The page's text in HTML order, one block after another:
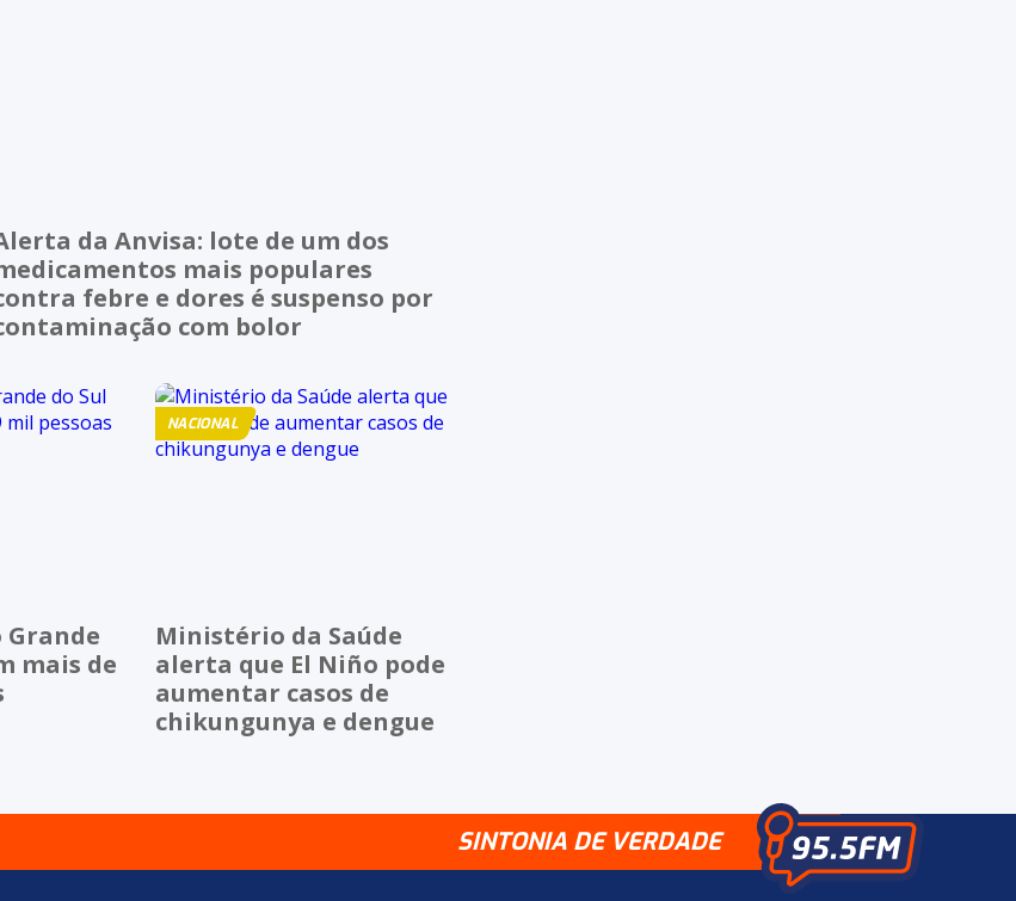
da Anvisa: lote de um dos
mais populares
febre e dores é suspenso por
com bolor
Grande
mais de
NACIONAL
Ministério da Saúde
alerta que El Niño pode
aumentar casos de
chikungunya e dengue
SINTONIA DE VERDADE